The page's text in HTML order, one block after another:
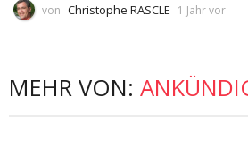
von Christophe RASCLE 1 Jahr vor
MEHR VON: